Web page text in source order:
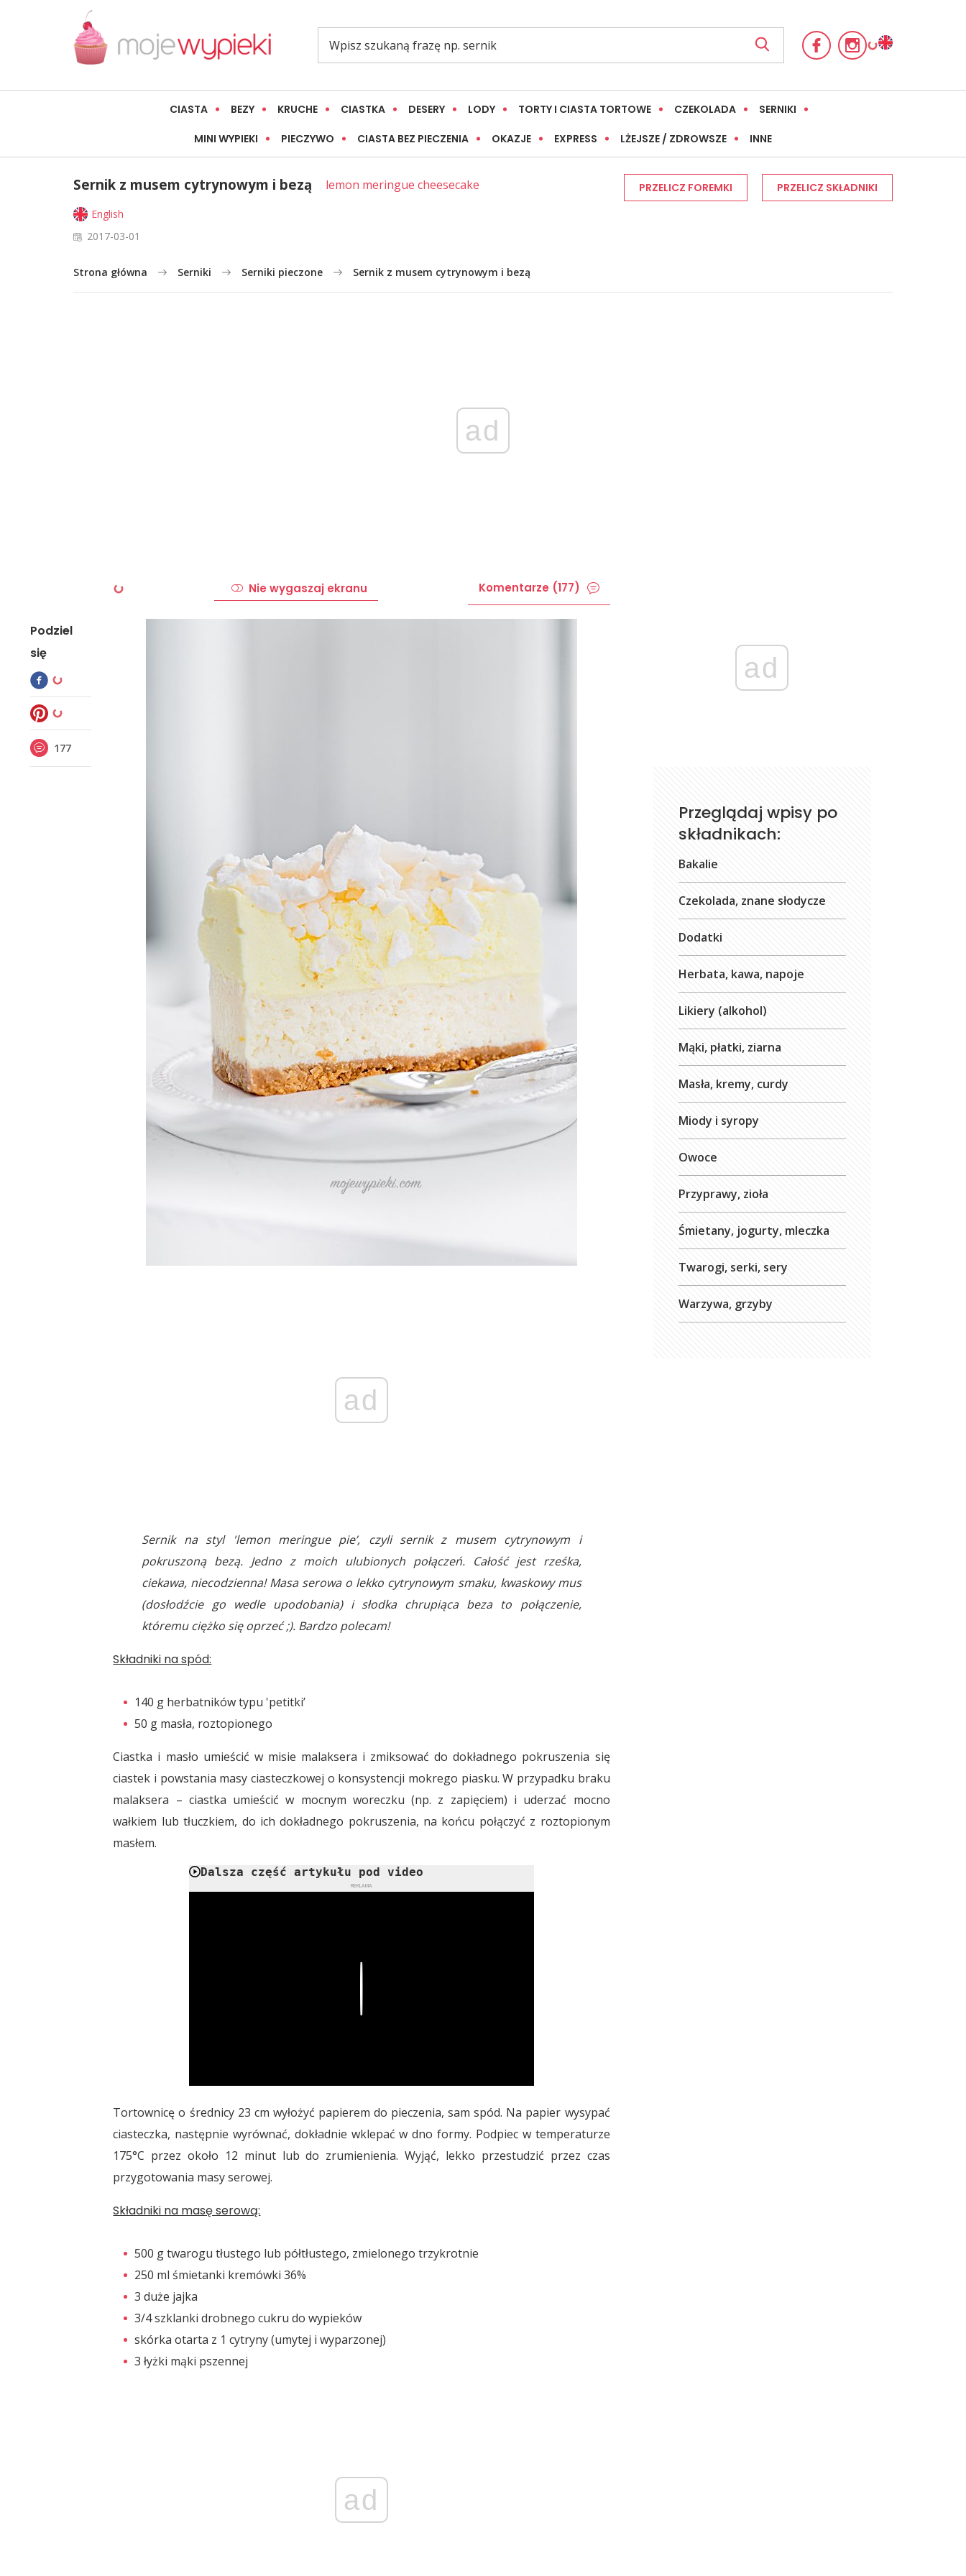
CIASTA BEZY KRUCHE CIASTKA DESERY LODY TORTY I CIASTA TORTOWE CZEKOLADA SERNIKI
MINI WYPIEKI PIECZYWO CIASTA BEZ PIECZENIA OKAZJE EXPRESS LŻEJSZE / ZDROWSZE INNE
Sernik z musem cytrynowym i bezą lemon meringue cheesecake
English
2017-03-01
PRZELICZ FOREMKI PRZELICZ SKŁADNIKI
Strona główna Serniki Serniki pieczone Sernik z musem cytrynowym i bezą
ad
Podziel
się
177
Nie wygaszaj ekranu Komentarze (177)
ad
Sernik na styl 'lemon meringue pie’, czyli sernik z musem cytrynowym i
pokruszoną bezą. Jedno z moich ulubionych połączeń. Całość jest rześka,
ciekawa, niecodzienna! Masa serowa o lekko cytrynowym smaku, kwaskowy mus
(dosłodźcie go wedle upodobania) i słodka chrupiąca beza to połączenie,
któremu ciężko się oprzeć ;). Bardzo polecam!
Składniki na spód:
140 g herbatników typu 'petitki’
50 g masła, roztopionego
Ciastka i masło umieścić w misie malaksera i zmiksować do dokładnego pokruszenia się
ciastek i powstania masy ciasteczkowej o konsystencji mokrego piasku. W przypadku braku
malaksera – ciastka umieścić w mocnym woreczku (np. z zapięciem) i uderzać mocno
wałkiem lub tłuczkiem, do ich dokładnego pokruszenia, na końcu połączyć z roztopionym
masłem.
Dalsza część artykułu pod video
REKLAMA
Tortownicę o średnicy 23 cm wyłożyć papierem do pieczenia, sam spód. Na papier wysypać
ciasteczka, następnie wyrównać, dokładnie wklepać w dno formy. Podpiec w temperaturze
175°C przez około 12 minut lub do zrumienienia. Wyjąć, lekko przestudzić przez czas
przygotowania masy serowej.
Składniki na masę serową:
500 g twarogu tłustego lub półtłustego, zmielonego trzykrotnie
250 ml śmietanki kremówki 36%
3 duże jajka
3/4 szklanki drobnego cukru do wypieków
skórka otarta z 1 cytryny (umytej i wyparzonej)
3 łyżki mąki pszennej
ad
ad
Przeglądaj wpisy po
składnikach:
Bakalie
Czekolada, znane słodycze
Dodatki
Herbata, kawa, napoje
Likiery (alkohol)
Mąki, płatki, ziarna
Masła, kremy, curdy
Miody i syropy
Owoce
Przyprawy, zioła
Śmietany, jogurty, mleczka
Twarogi, serki, sery
Warzywa, grzyby